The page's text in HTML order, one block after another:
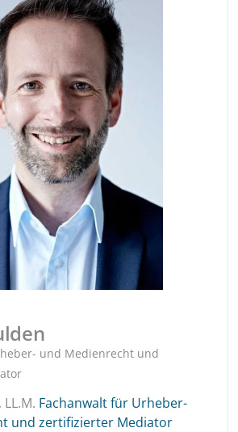
und Medienrecht und
Fachanwalt für Urheber-
und zertifizierter Mediator